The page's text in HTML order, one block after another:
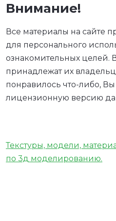
Внимание!
Все материалы на сайте
для персонального
ознакомительных целей.
принадлежат их
понравилось что-либо,
лицензионную версию
Текстуры, модели,
по 3д моделированию.